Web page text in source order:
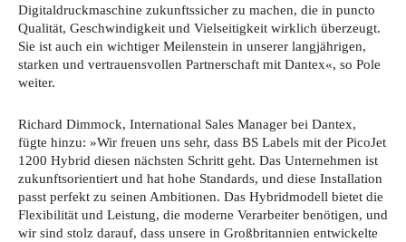
Digitaldruckmaschine zukunftssicher zu machen, die in puncto
Qualität, Geschwindigkeit und Vielseitigkeit wirklich überzeugt.
Sie ist auch ein wichtiger Meilenstein in unserer langjährigen,
starken und vertrauensvollen Partnerschaft mit Dantex«, so Pole
weiter.
Richard Dimmock, International Sales Manager bei Dantex,
fügte hinzu: »Wir freuen uns sehr, dass BS Labels mit der PicoJet
1200 Hybrid diesen nächsten Schritt geht. Das Unternehmen ist
zukunftsorientiert und hat hohe Standards, und diese Installation
passt perfekt zu seinen Ambitionen. Das Hybridmodell bietet die
Flexibilität und Leistung, die moderne Verarbeiter benötigen, und
wir sind stolz darauf, dass unsere in Großbritannien entwickelte